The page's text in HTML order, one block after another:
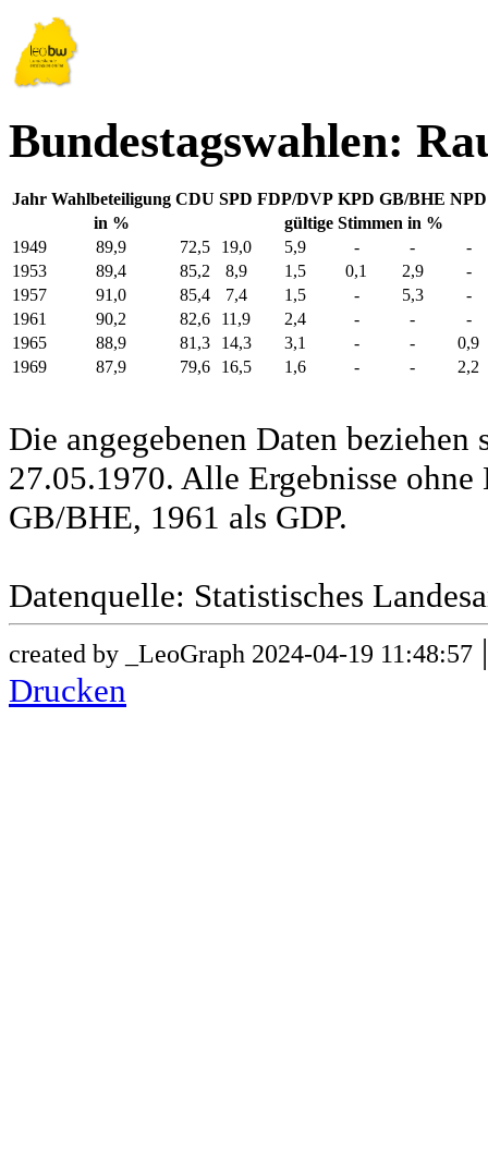
Bundestagswahlen:
Jahr Wahlbeteiligung CDU SPD FDP/DVP KPD GB/BHE NPD
in %
gültige Stimmen in %
1949
89,9 72,5 19,0 5,9 - -
-
1953
89,4 85,2 8,9 1,5 0,1 2,9
-
1957
91,0 85,4 7,4 1,5 - 5,3
-
1961
90,2 82,6 11,9 2,4 - -
-
1965
88,9 81,3 14,3 3,1 - -
0,9
1969
87,9 79,6 16,5 1,6 - - 2,2
Die angegebenen Daten
27.05.1970. Alle Ergebnisse
GB/BHE, 1961 als GDP.
Datenquelle: Statistisches
created by _LeoGraph 2024-04-19 11:48:57
Drucken